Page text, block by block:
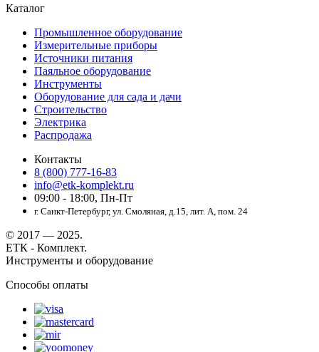
Каталог
Промышленное оборудование
Измерительные приборы
Источники питания
Паяльное оборудование
Инструменты
Оборудование для сада и дачи
Строительство
Электрика
Распродажа
Контакты
8 (800) 777-16-83
info@etk-komplekt.ru
09:00 - 18:00, Пн-Пт
г. Санкт-Петербург, ул. Смоляная, д.15, лит. А, пом. 24
© 2017 — 2025.
ЕТК - Комплект.
Инструменты и оборудование
Способы оплаты